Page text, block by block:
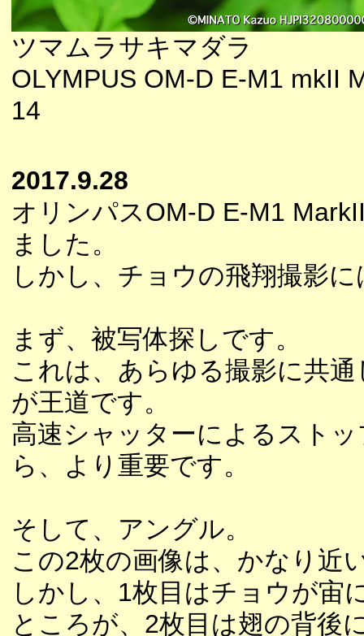
ツマムラサキマダラ
OLYMPUS OM-D E-M1 mkII
14
2017.9.28
オリンパスOM-D E-M1
ました。
しかし、チョウの飛翔撮影
まず、被写体探しです。
これは、あらゆる撮影に共
が王道です。
高速シャッターによるスト
ら、より重要です。
そして、アングル。
この2枚の画像は、かなり近
しかし、1枚目はチョウが宙
ところが、2枚目は翅の背後